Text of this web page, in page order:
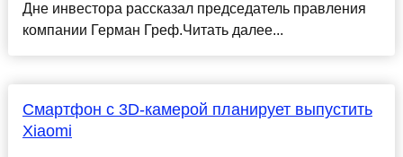
Дне инвестора рассказал председатель правления
компании Герман Греф.Читать далее...
Смартфон с 3D-камерой планирует выпустить
Xiaomi